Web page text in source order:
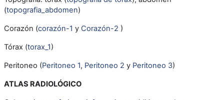
(topografia_abdomen)
Corazón (corazón-1 y Corazón-2 )
Tórax (torax_1)
Peritoneo (Peritoneo 1, Peritoneo 2 y Peritoneo 3)
ATLAS RADIOLÓGICO